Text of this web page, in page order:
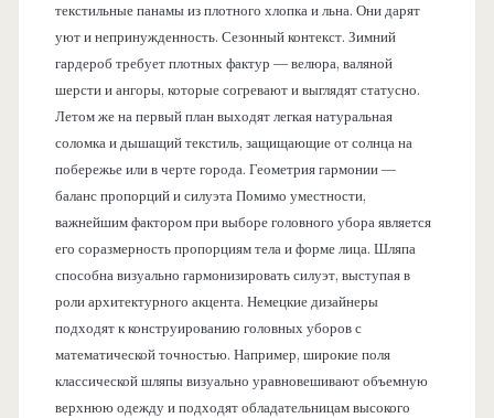
текстильные панамы из плотного хлопка и льна. Они дарят
уют и непринужденность. Сезонный контекст. Зимний
гардероб требует плотных фактур — велюра, валяной
шерсти и ангоры, которые согревают и выглядят статусно.
Летом же на первый план выходят легкая натуральная
соломка и дышащий текстиль, защищающие от солнца на
побережье или в черте города. Геометрия гармонии —
баланс пропорций и силуэта Помимо уместности,
важнейшим фактором при выборе головного убора является
его соразмерность пропорциям тела и форме лица. Шляпа
способна визуально гармонизировать силуэт, выступая в
роли архитектурного акцента. Немецкие дизайнеры
подходят к конструированию головных уборов с
математической точностью. Например, широкие поля
классической шляпы визуально уравновешивают объемную
верхнюю одежду и подходят обладательницам высокого